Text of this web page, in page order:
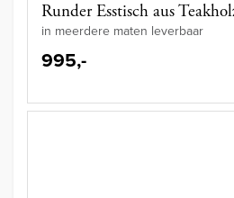
Runder Esstisch aus
in meerdere maten leverbaar
995,-